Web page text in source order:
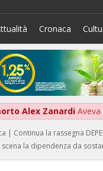
Cronaca
Alex Zanardi
| Continua la rassegna
la dipendenza da